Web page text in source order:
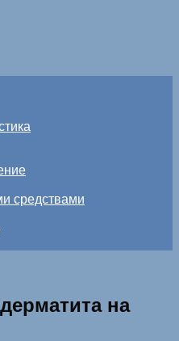
средствами
на